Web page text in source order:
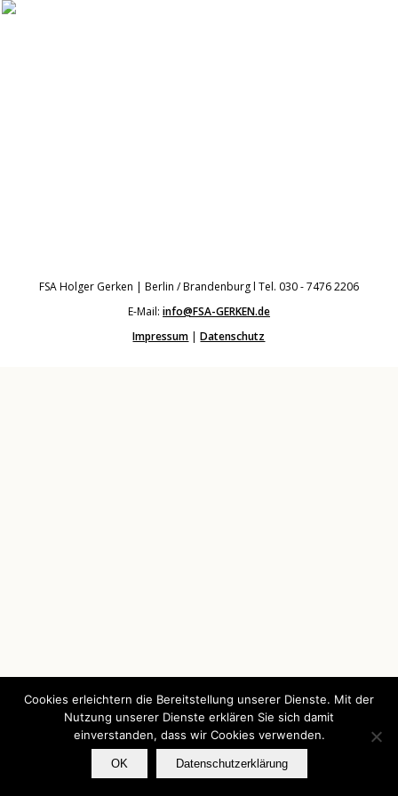
FSA Holger Gerken | Berlin / Brandenburg l Tel. 030 - 7476 2206
E-Mail: info@FSA-GERKEN.de
Impressum |Datenschutz
Cookies erleichtern die Bereitstellung unserer Dienste. Mit der
Nutzung unserer Dienste erklären Sie sich damit
einverstanden, dass wir Cookies verwenden.
OK Datenschutzerklärung